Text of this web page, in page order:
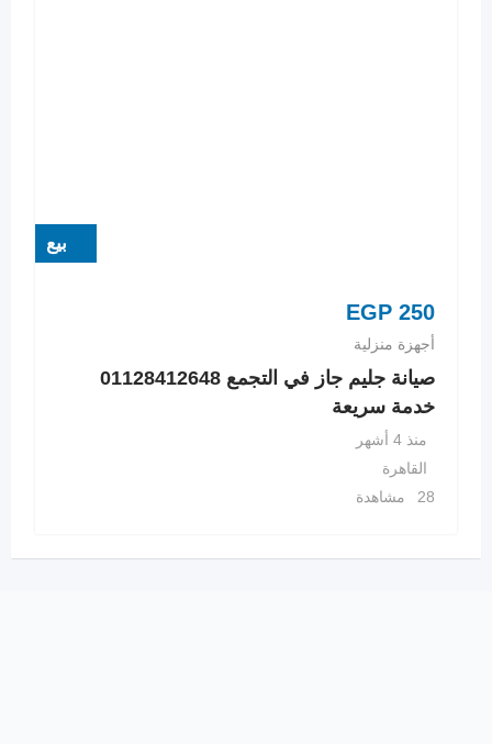
بيع
EGP 250
أجهزة منزلية
صيانة جليم جاز في التجمع 01128412648
خدمة سريعة
منذ 4 أشهر
القاهرة
28 مشاهدة